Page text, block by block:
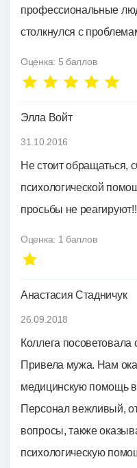
профессиональные
столкнулся с
Оценка: 5 баллов
Элла Войт
31.10.2016
Не стоит обращаться,
психологической
просьбы не
Оценка: 1 баллов
Анастасия Стадничук
26.09.2018
Коллега посоветовала
Привела мужа. Нам
медицинскую помощь в
Персонал вежливый,
вопросы, также
психологическую